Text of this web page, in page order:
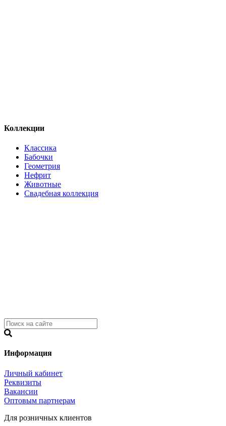
Коллекции
Классика
Бабочки
Геометрия
Нефрит
Животные
Свадебная коллекция
Информация
Личный кабинет
Реквизиты
Вакансии
Оптовым партнерам
Для розничных клиентов